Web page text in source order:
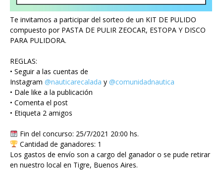
Te invitamos a participar del sorteo de un KIT DE PULIDO
compuesto por PASTA DE PULIR ZEOCAR, ESTOPA Y DISCO
PARA PULIDORA.
REGLAS:
• Seguir a las cuentas de
Instagram @nauticarecalada y @comunidadnautica
• Dale like a la publicación
• Comenta el post
• Etiqueta 2 amigos
Fin del concurso: 25/7/2021 20:00 hs.
Cantidad de ganadores: 1
Los gastos de envío son a cargo del ganador o se pude retirar
en nuestro local en Tigre, Buenos Aires.